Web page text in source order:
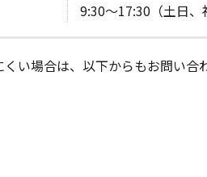
9:30～17:30（土日、
い場合は、以下からもお問い合